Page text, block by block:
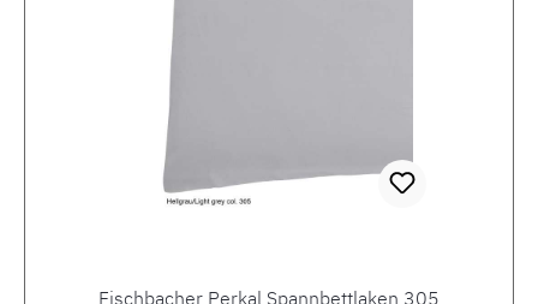
Fischbacher Perkal Spannbettlaken 305